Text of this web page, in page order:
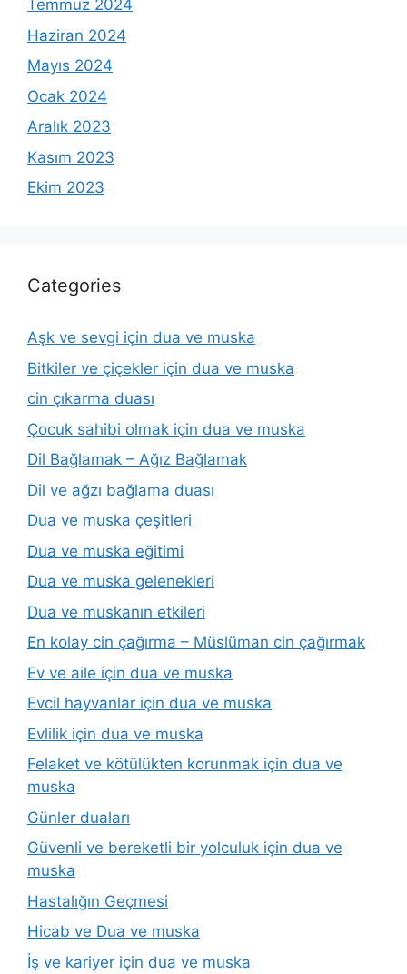
Temmuz 2024
Haziran 2024
Mayıs 2024
Ocak 2024
Aralık 2023
Kasım 2023
Ekim 2023
Categories
Aşk ve sevgi için dua ve muska
Bitkiler ve çiçekler için dua ve muska
cin çıkarma duası
Çocuk sahibi olmak için dua ve muska
Dil Bağlamak – Ağız Bağlamak
Dil ve ağzı bağlama duası
Dua ve muska çeşitleri
Dua ve muska eğitimi
Dua ve muska gelenekleri
Dua ve muskanın etkileri
En kolay cin çağırma – Müslüman cin çağırmak
Ev ve aile için dua ve muska
Evcil hayvanlar için dua ve muska
Evlilik için dua ve muska
Felaket ve kötülükten korunmak için dua ve
muska
Günler duaları
Güvenli ve bereketli bir yolculuk için dua ve
muska
Hastalığın Geçmesi
Hicab ve Dua ve muska
İş ve kariyer için dua ve muska